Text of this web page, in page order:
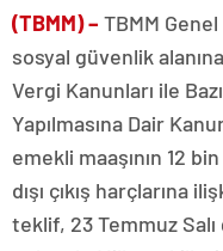
(TBMM) – TBMM
sosyal güvenlik
Vergi Kanunları ile
Yapılmasına Dair
emekli maaşının 12
dışı çıkış harçlarına
teklif, 23 Temmuz